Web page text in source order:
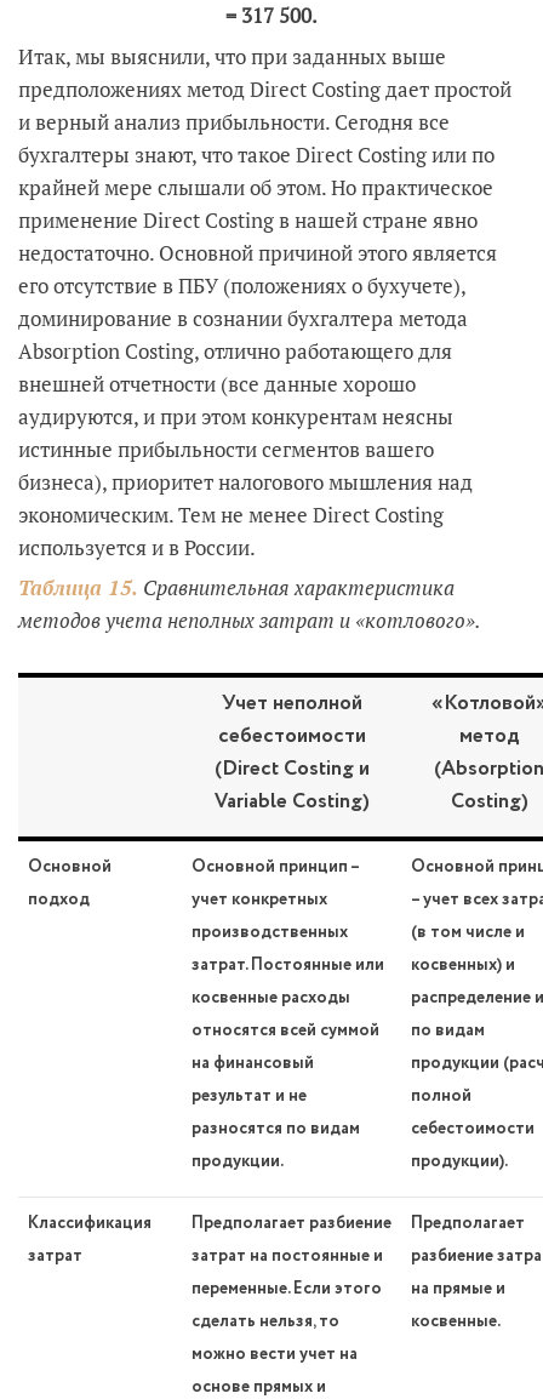
= 317 500.
Итак, мы выяснили, что при заданных выше
предположениях метод Direct Costing дает простой
и верный анализ прибыльности. Сегодня все
бухгалтеры знают, что такое Direct Costing или по
крайней мере слышали об этом. Но практическое
применение Direct Costing в нашей стране явно
недостаточно. Основной причиной этого является
его отсутствие в ПБУ (положениях о бухучете),
доминирование в сознании бухгалтера метода
Absorption Costing, отлично работающего для
внешней отчетности (все данные хорошо
аудируются, и при этом конкурентам неясны
истинные прибыльности сегментов вашего
бизнеса), приоритет налогового мышления над
экономическим. Тем не менее Direct Costing
используется и в России.
Таблица 15. Сравнительная характеристика
методов учета неполных затрат и «котлового».
Учет неполной
себестоимости
(Direct Costing и
Variable Costing)
метод
(Absorption
Costing)
Основной
подход
Основной принцип –
учет конкретных
производственных
затрат. Постоянные или
косвенные расходы
относятся всей суммой
на финансовый
результат и не
разносятся по видам
продукции.
Основной
– учет всех
(в том числе и
косвенных) и
распределение
по видам
продукции
полной
себестоимости
продукции).
Классификация
затрат
Предполагает разбиение
затрат на постоянные и
переменные. Если этого
сделать нельзя, то
можно вести учет на
основе прямых и
Предполагает
разбиение
на прямые и
косвенные.